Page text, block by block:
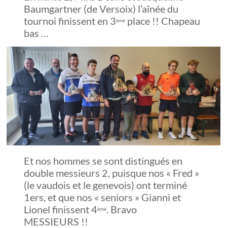
Baumgartner (de Versoix) l’aînée du
tournoi finissent en 3ème place !! Chapeau
bas …
Et nos hommes se sont distingués en
double messieurs 2, puisque nos « Fred »
(le vaudois et le genevois) ont terminé
1ers, et que nos « seniors » Gianni et
Lionel finissent 4ème
. Bravo
MESSIEURS !!